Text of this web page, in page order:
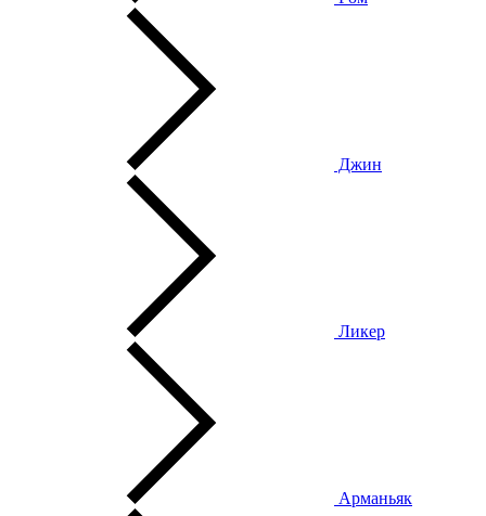
Джин
Ликер
Арманьяк